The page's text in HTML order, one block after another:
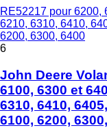
RE52217 pour 6200,
6210, 6310, 6410,
6200, 6300, 6400
6
John Deere
6100, 6300 et
6310, 6410,
6100, 6200,